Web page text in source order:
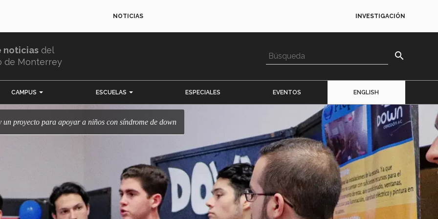
NOTICIAS INVESTIGACIÓN
noticias del
de Monterrey
search
CAMPUS ESCUELAS ESPECIALES EVENTOS ENGLISH
y un proyecto para apoyar a niños con síndrome de down